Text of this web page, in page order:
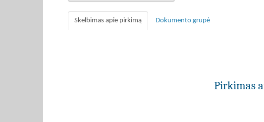
Skelbimas apie pirkimą Dokumento grupė
Pirkimas